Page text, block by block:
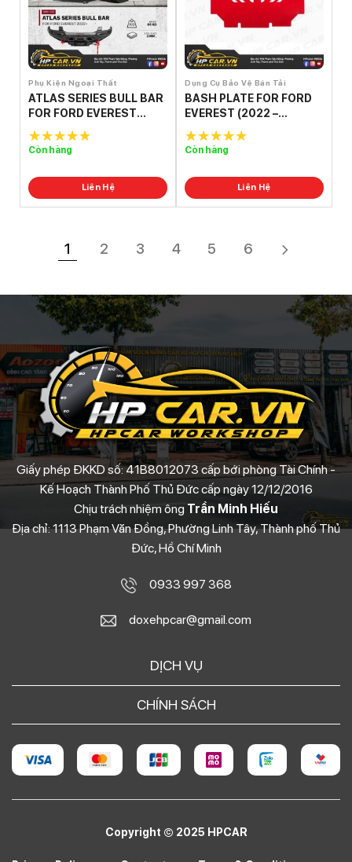
Phụ Kiện Ngoại Thất
ATLAS SERIES BULL BAR
FOR FORD EVEREST
2022
5.0out of
Còn hàng
Liên Hệ
Dụng Cụ Bảo Vệ Bán Tải
BASH PLATE FOR FORD
EVEREST (2022 –
PRESENT)
5.0out of
Còn hàng
Liên Hệ
1 2 3 4 5 6
Giấy phép ĐKKD số: 41B8012073 cấp bới phòng Tài Chính -
Kế Hoạch Thành Phố Thủ Đức cấp ngày 12/12/2016
Chịu trách nhiệm ông Trần Minh Hiếu
Địa chỉ: 1113 Phạm Văn Đồng, Phường Linh Tây, Thành phố Thủ
Đức, Hồ Chí Minh
0933 997 368
doxehpcar@gmail.com
DỊCH VỤ
CHÍNH SÁCH
Copyright © 2025 HPCAR